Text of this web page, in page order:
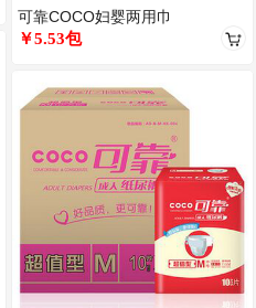
可靠COCO妇婴两用巾
￥5.53包